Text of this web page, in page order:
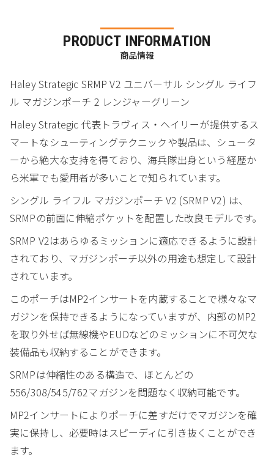
PRODUCT INFORMATION
商品情報
Haley Strategic SRMP V2 ユニバーサル シングル ライフ
ル マガジンポーチ 2 レンジャーグリーン
Haley Strategic 代表トラヴィス・ヘイリーが提供するス
マートなシューティングテクニックや製品は、シュータ
ーから絶大な支持を得ており、海兵隊出身という経歴か
ら米軍でも愛用者が多いことで知られています。
シングル ライフル マガジンポーチ V2 (SRMP V2) は、
SRMPの前面に伸縮ポケットを配置した改良モデルです。
SRMP V2はあらゆるミッションに適応できるように設計
されており、マガジンポーチ以外の用途も想定して設計
されています。
このポーチはMP2インサートを内蔵することで様々なマ
ガジンを保持できるようになっていますが、内部のMP2
を取り外せば無線機やEUDなどのミッションに不可欠な
装備品も収納することができます。
SRMPは伸縮性のある構造で、ほとんどの
556/308/545/762マガジンを問題なく収納可能です。
MP2インサートによりポーチに差すだけでマガジンを確
実に保持し、必要時はスピーディに引き抜くことができ
ます。